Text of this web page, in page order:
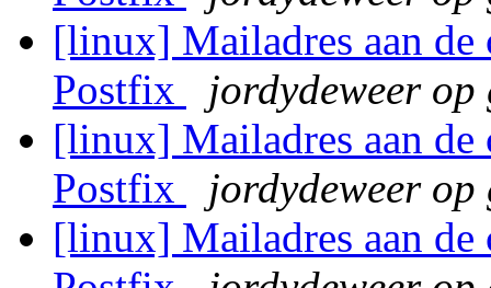
[linux] Mailadres aan de
Postfix
jordydeweer
[linux] Mailadres aan de
Postfix
jordydeweer
[linux] Mailadres aan de